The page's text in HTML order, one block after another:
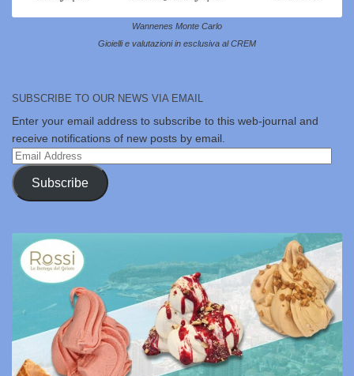
Wannenes Monte Carlo
Gioielli e valutazioni in esclusiva al CREM
SUBSCRIBE TO OUR NEWS VIA EMAIL
Enter your email address to subscribe to this web-journal and
receive notifications of new posts by email.
Email
Address
Subscribe